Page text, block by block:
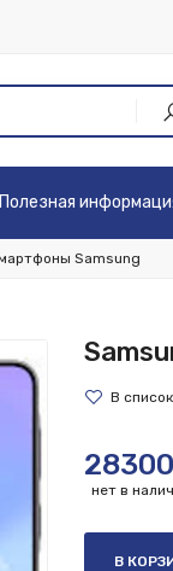
Полезная
Samsung
нет в
В